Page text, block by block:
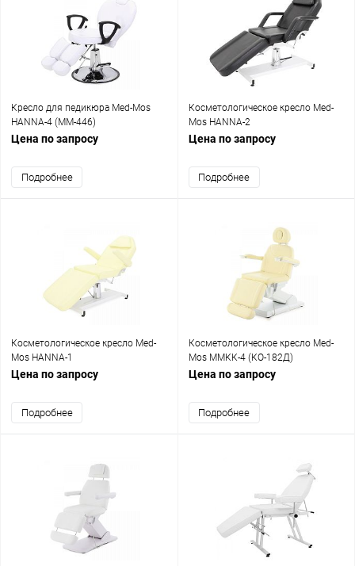
Кресло для педикюра Med-Mos
HANNA-4 (ММ-446)
Цена по запросу
Подробнее
Косметологическое кресло Med-
Mos HANNA-2
Цена по запросу
Подробнее
Косметологическое кресло Med-
Mos HANNA-1
Цена по запросу
Подробнее
Косметологическое кресло Med-
Mos ММКК-4 (КО-182Д)
Цена по запросу
Подробнее